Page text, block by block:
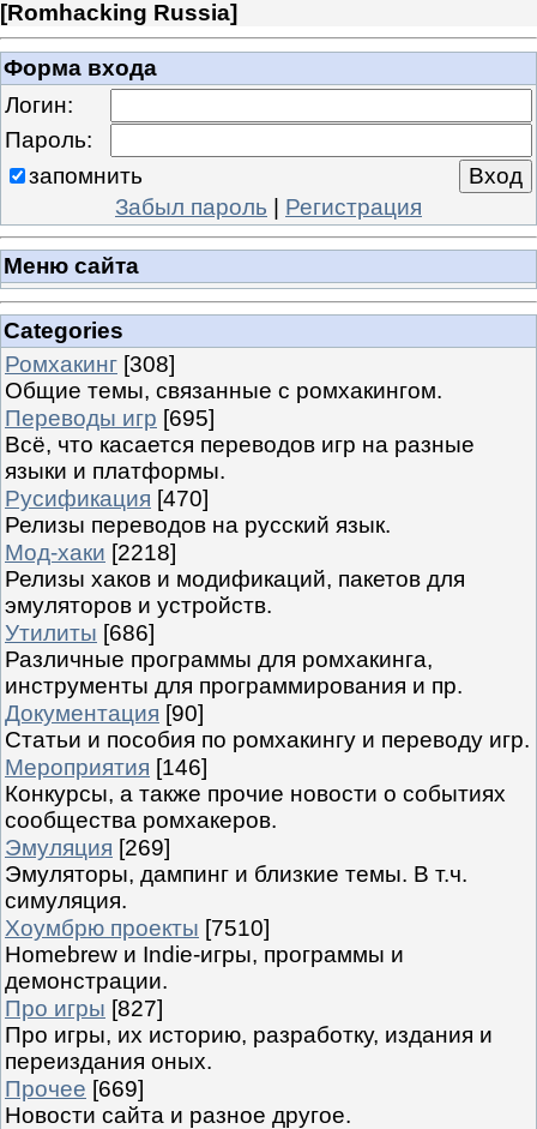
[Romhacking Russia]
Форма входа
Логин:
Пароль:
запомнить
Забыл пароль | Регистрация
Меню сайта
Categories
Ромхакинг [308]
Общие темы, связанные с ромхакингом.
Переводы игр [695]
Всё, что касается переводов игр на разные
языки и платформы.
Русификация [470]
Релизы переводов на русский язык.
Мод-хаки [2218]
Релизы хаков и модификаций, пакетов для
эмуляторов и устройств.
Утилиты [686]
Различные программы для ромхакинга,
инструменты для программирования и пр.
Документация [90]
Статьи и пособия по ромхакингу и переводу игр.
Мероприятия [146]
Конкурсы, а также прочие новости о событиях
сообщества ромхакеров.
Эмуляция [269]
Эмуляторы, дампинг и близкие темы. В т.ч.
симуляция.
Хоумбрю проекты [7510]
Homebrew и Indie-игры, программы и
демонстрации.
Про игры [827]
Про игры, их историю, разработку, издания и
переиздания оных.
Прочее [669]
Новости сайта и разное другое.